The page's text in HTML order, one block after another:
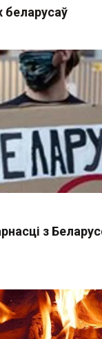
беларусаў
з